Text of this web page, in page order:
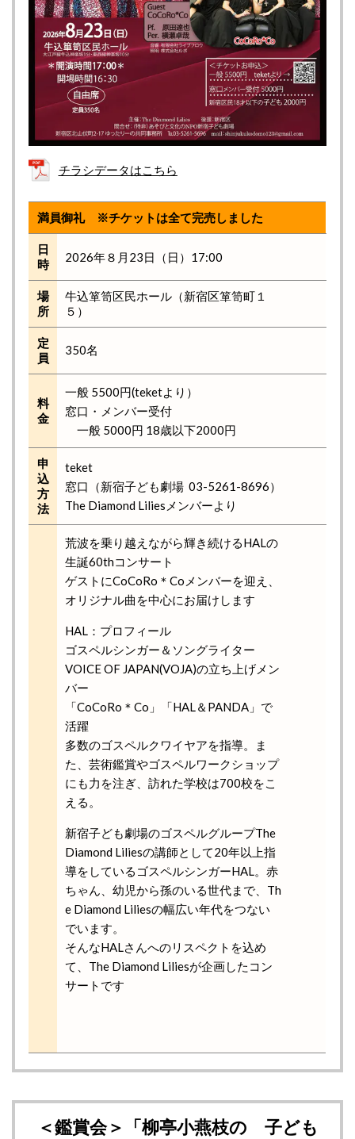
チラシデータはこちら
満員御礼 ※チケットは全て完売しました
日
時
2026年８月23日（日）17:00
場
所
牛込箪笥区民ホール（新宿区箪笥町１
５）
定
員
350名
料
金
一般 5500円(teketより）
窓口・メンバー受付
一般 5000円 18歳以下2000円
申
込
方
法
teket
窓口（新宿子ども劇場 03-5261-8696）
The Diamond Liliesメンバーより
荒波を乗り越えながら輝き続けるHALの
生誕60thコンサート
ゲストにCoCoRo＊Coメンバーを迎え、
オリジナル曲を中心にお届けします
HAL：プロフィール
ゴスペルシンガー＆ソングライター
VOICE OF JAPAN(VOJA)の立ち上げメン
バー
「CoCoRo＊Co」「HAL＆PANDA」で
活躍
多数のゴスペルクワイヤアを指導。ま
た、芸術鑑賞やゴスペルワークショップ
にも力を注ぎ、訪れた学校は700校をこ
える。
新宿子ども劇場のゴスペルグループThe
Diamond Liliesの講師として20年以上指
導をしているゴスペルシンガーHAL。赤
ちゃん、幼児から孫のいる世代まで、Th
e Diamond Liliesの幅広い年代をつない
でいます。
そんなHALさんへのリスペクトを込め
て、The Diamond Liliesが企画したコン
サートです
＜鑑賞会＞「柳亭小燕枝の 子ども